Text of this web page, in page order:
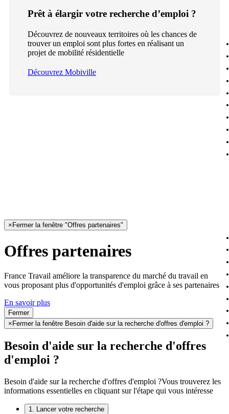
Prêt à élargir votre recherche d’emploi ?
Découvrez de nouveaux territoires où les chances de
trouver un emploi sont plus fortes en réalisant un
projet de mobilité résidentielle
Découvrez Mobiville
× Fermer la fenêtre "Offres partenaires"
Offres partenaires
France Travail améliore la transparence du marché du travail en
vous proposant plus d'opportunités d'emploi grâce à ses partenaires
En savoir plus
Fermer
× Fermer la fenêtre Besoin d'aide sur la recherche d'offres d'emploi ?
Besoin d'aide sur la recherche d'offres
d'emploi ?
Besoin d'aide sur la recherche d'offres d'emploi ?Vous trouverez les
informations essentielles en cliquant sur l'étape qui vous intéresse
1. Lancer votre recherche